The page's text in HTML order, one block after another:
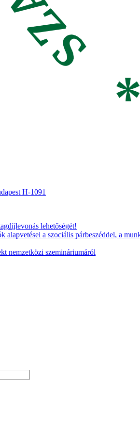
H-1091
lehetőségét!
alapvetései a szociális párbeszéddel, a
nemzetközi szemináriumáról